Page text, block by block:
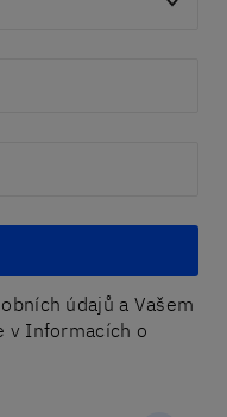
údajů a Vašem
v Informacích o